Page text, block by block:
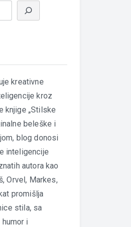
kreativne
kroz
knjige „Stilske
beleške i
blog donosi
inteligencije
autora kao
Orvel, Markes,
promišlja
stila, sa
i